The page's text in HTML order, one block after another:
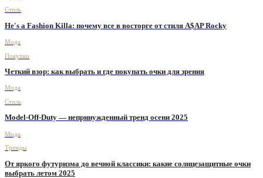
Стиль
He's a Fashion Killa: почему все в восторге от стиля A$AP Rocky
Мода
Покупки
Четкий взор: как выбрать и где покупать очки для зрения
Мода
Стиль
Model-Off-Duty — непринужденный тренд осени 2025
Мода
Тренды
От яркого футуризма до вечной классики: какие солнцезащитные очки
выбрать летом 2025